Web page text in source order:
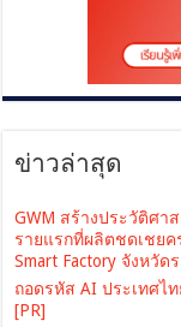
ข่าวล่าสุด
GWM สร้างประวัติศ
รายแรกที่ผลิตชดเชยค
Smart Factory จังหวัด
ถอดรหัส AI ประเทศไท
[PR]